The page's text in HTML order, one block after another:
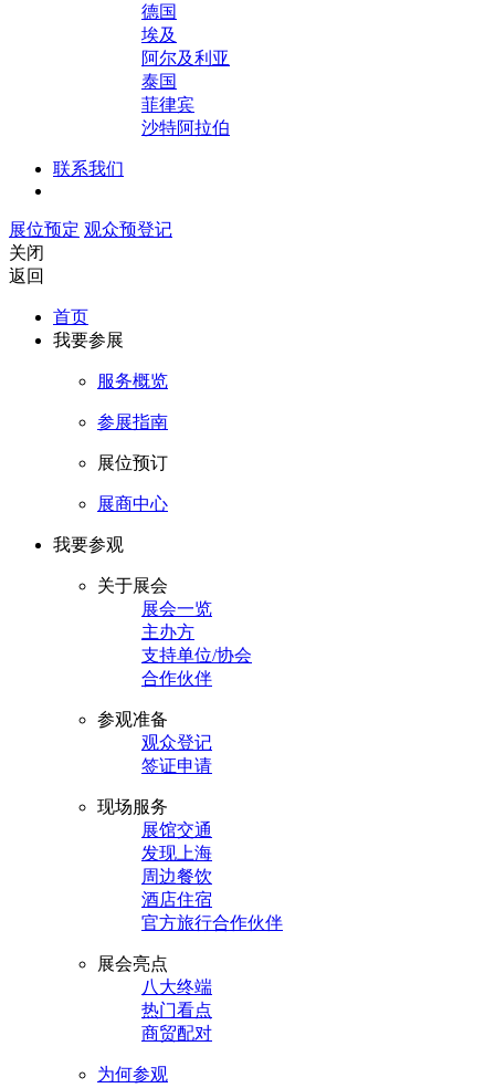
德国
埃及
阿尔及利亚
泰国
菲律宾
沙特阿拉伯
联系我们
展位预定 观众预登记
关闭
返回
首页
我要参展
服务概览
参展指南
展位预订
展商中心
我要参观
关于展会
展会一览
主办方
支持单位/协会
合作伙伴
参观准备
观众登记
签证申请
现场服务
展馆交通
发现上海
周边餐饮
酒店住宿
官方旅行合作伙伴
展会亮点
八大终端
热门看点
商贸配对
为何参观